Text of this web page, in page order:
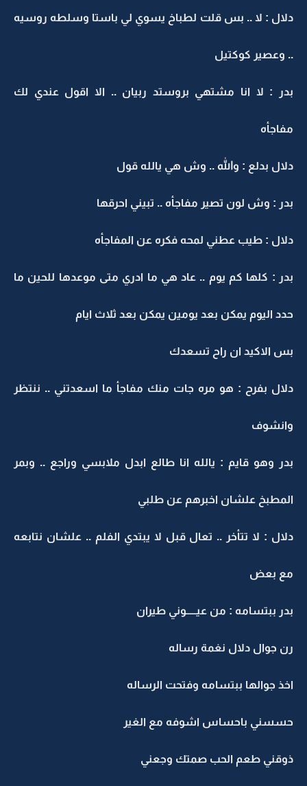
دلال : لا .. بس قلت لطباخ يسوي لي باستا وسلطه روسيه
.. وعصير كوكتيل
بدر : لا انا مشتهي بروستد ربيان .. الا اقول عندي لك
مفاجأه
دلال بدلع : والله .. وش هي يالله قول
بدر : وش لون تصير مفاجأه .. تبيني احرقها
دلال : طيب عطني لمحه فكره عن المفاجأه
بدر : كلها كم يوم .. عاد هي ما ادري متى موعدها للحين ما
حدد اليوم يمكن بعد يومين يمكن بعد ثلاث ايام
بس الاكيد ان راح تسعدك
دلال بفرح : هو مره جات منك مفاجأ ما اسعدتني .. ننتظر
وانشوف
بدر وهو قايم : يالله انا طالع ابدل ملابسي وراجع .. وبمر
المطبخ علشان اخبرهم عن طلبي
دلال : لا تتأخر .. تعال قبل لا يبتدي الفلم .. علشان نتابعه
مع بعض
بدر ببتسامه : من عيـــــوني طيران
رن جوال دلال نغمة رساله
اخذ جوالها ببتسامه وفتحت الرساله
حسسني باحساس اشوفه مع الغير
ذوقني طعم الحب صمتك وجعني